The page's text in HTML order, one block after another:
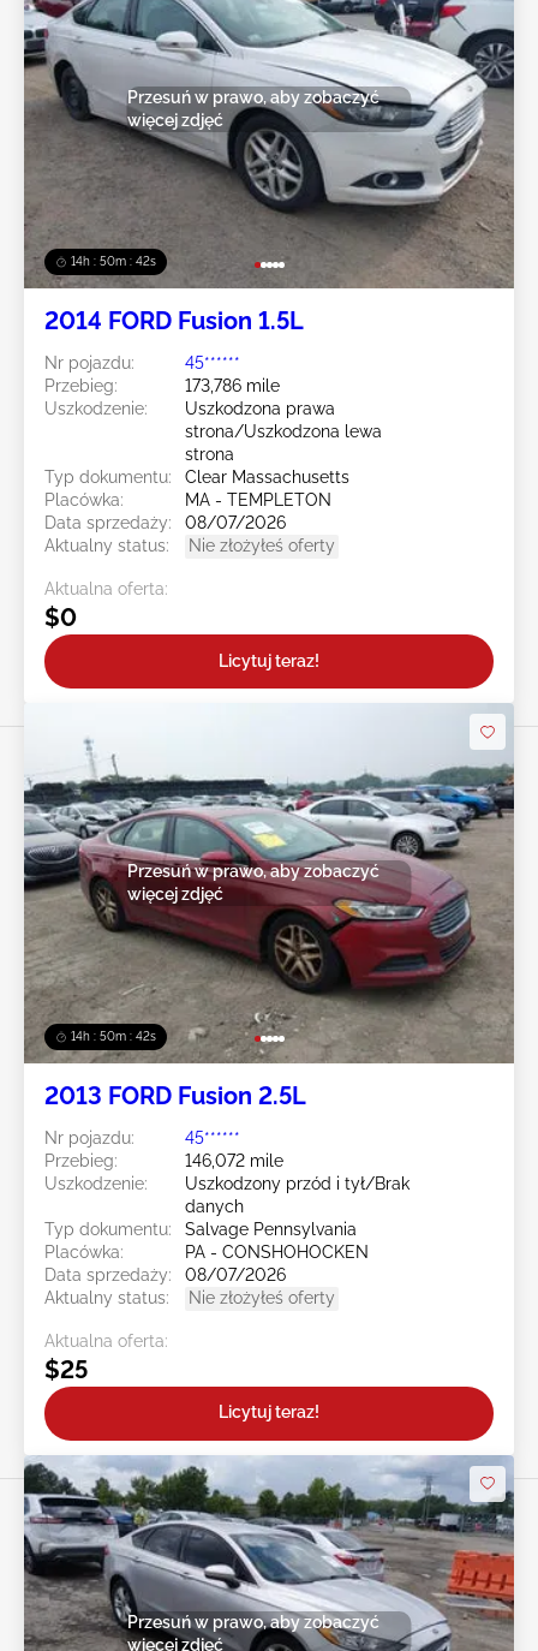
14h : 50m : 39s
Przesuń w prawo, aby zobaczyć
więcej zdjęć
2014 FORD Fusion 1.5L
Nr pojazdu:
45******
Przebieg:
173,786 mile
Uszkodzenie:
Uszkodzona prawa
strona/Uszkodzona lewa
strona
Typ dokumentu:
Clear Massachusetts
Placówka:
MA - TEMPLETON
Data sprzedaży:
08/07/2026
Aktualny status:
Nie złożyłeś oferty
Aktualna oferta:
$0
Licytuj teraz!
14h : 50m : 39s
Przesuń w prawo, aby zobaczyć
więcej zdjęć
2013 FORD Fusion 2.5L
Nr pojazdu:
45******
Przebieg:
146,072 mile
Uszkodzenie:
Uszkodzony przód i tył/Brak
danych
Typ dokumentu:
Salvage Pennsylvania
Placówka:
PA - CONSHOHOCKEN
Data sprzedaży:
08/07/2026
Aktualny status:
Nie złożyłeś oferty
Aktualna oferta:
$25
Licytuj teraz!
Przesuń w prawo, aby zobaczyć
więcej zdjęć